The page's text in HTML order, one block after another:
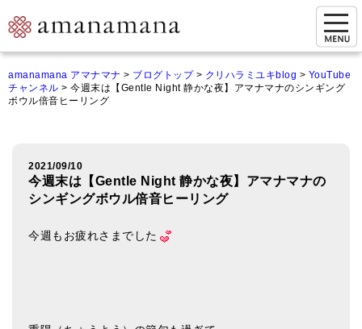
マイページ
ご来店&購入
オンライン相談&購入
シンギングボウル講座
カートを見る
amanamana アマナマナ > ブログトップ> クリハラミユキblog > YouTube
チャンネル > 今週末は【Gentle Night 静かな夜】アマナマナのシンギング
ボウル倍音ヒーリング
2021/09/10
今週末は【Gentle Night 静かな夜】アマナマナの
シンギングボウル倍音ヒーリング
今週もお疲れさまでした